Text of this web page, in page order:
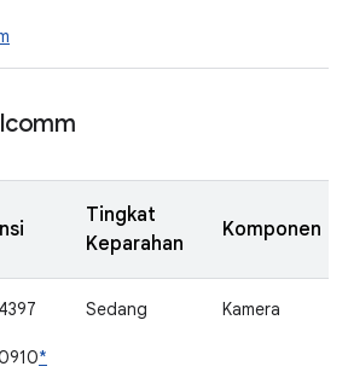
Tingkat
Keparahan
Komponen
*
Sedang Kamera